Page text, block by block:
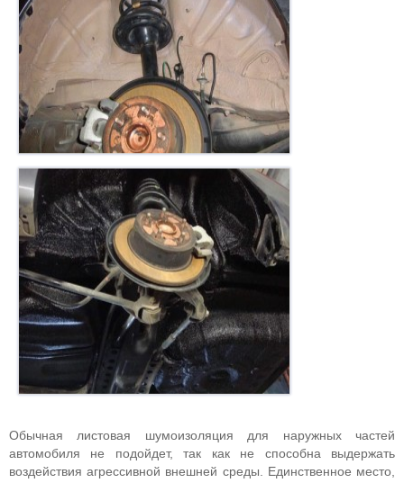
Обычная листовая шумоизоляция для наружных частей
автомобиля не подойдет, так как не способна выдержать
воздействия агрессивной внешней среды. Единственное место,